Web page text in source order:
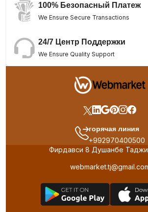
100% Безопасный Платеж
We Ensure Secure Transactions
24/7 Центр Поддержки
We Ensure Quality Support
горячая линия
+992970400500
Фирдавси 8 Душанбе